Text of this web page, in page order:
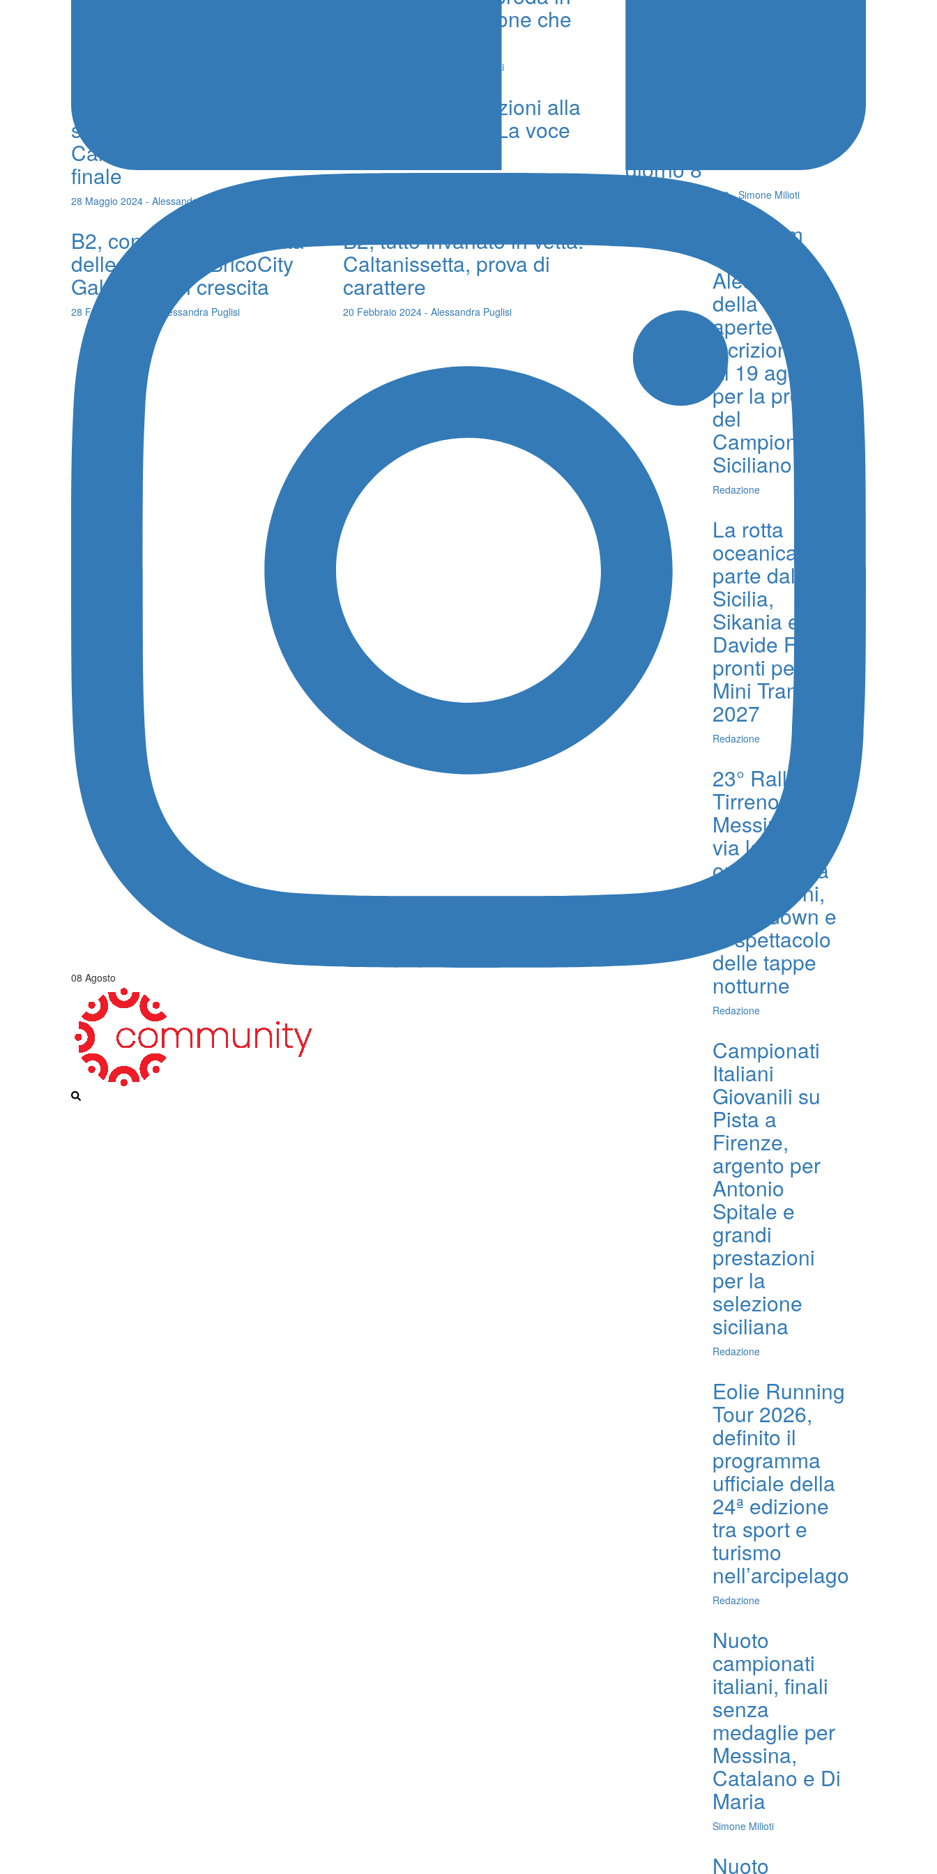
08 Agosto
B1, una promozione che
13 Giugno 2024 - Alessandra Puglisi
Volley B2, Modica a due
set dalla promozione,
Caltanissetta sogna la
finale
28 Maggio 2024 - Alessandra Puglisi
Volley B2, sensazioni alla
sosta pasquale. La voce
29 Marzo 2024 - Alessandra Puglisi
B2, continua la cavalcata
delle siciliane. BricoCity
GalpeAlus in crescita
28 Febbraio 2024 - Alessandra Puglisi
B2, tutto invariato in vetta.
Caltanissetta, prova di
carattere
20 Febbraio 2024 - Alessandra Puglisi
1
Italiani, il programma di
giorno 8
08 Agosto 2026 - 08:00 - Simone Milioti
6° Slalom
Città di
Alessandria
della Rocca,
aperte le
iscrizioni fino
al 19 agosto
per la prova
del
Campionato
Siciliano
Redazione
La rotta
oceanica
parte dalla
Sicilia,
Sikania e
Davide Foti
pronti per la
Mini Transat
2027
Redazione
23° Rally
Tirreno
Messina, al
via la fase
operativa tra
ricognizioni,
shakedown e
lo spettacolo
delle tappe
notturne
Redazione
Campionati
Italiani
Giovanili su
Pista a
Firenze,
argento per
Antonio
Spitale e
grandi
prestazioni
per la
selezione
siciliana
Redazione
Eolie Running
Tour 2026,
definito il
programma
ufficiale della
24ª edizione
tra sport e
turismo
nell’arcipelago
Redazione
Nuoto
campionati
italiani, finali
senza
medaglie per
Messina,
Catalano e Di
Maria
Simone Milioti
Nuoto